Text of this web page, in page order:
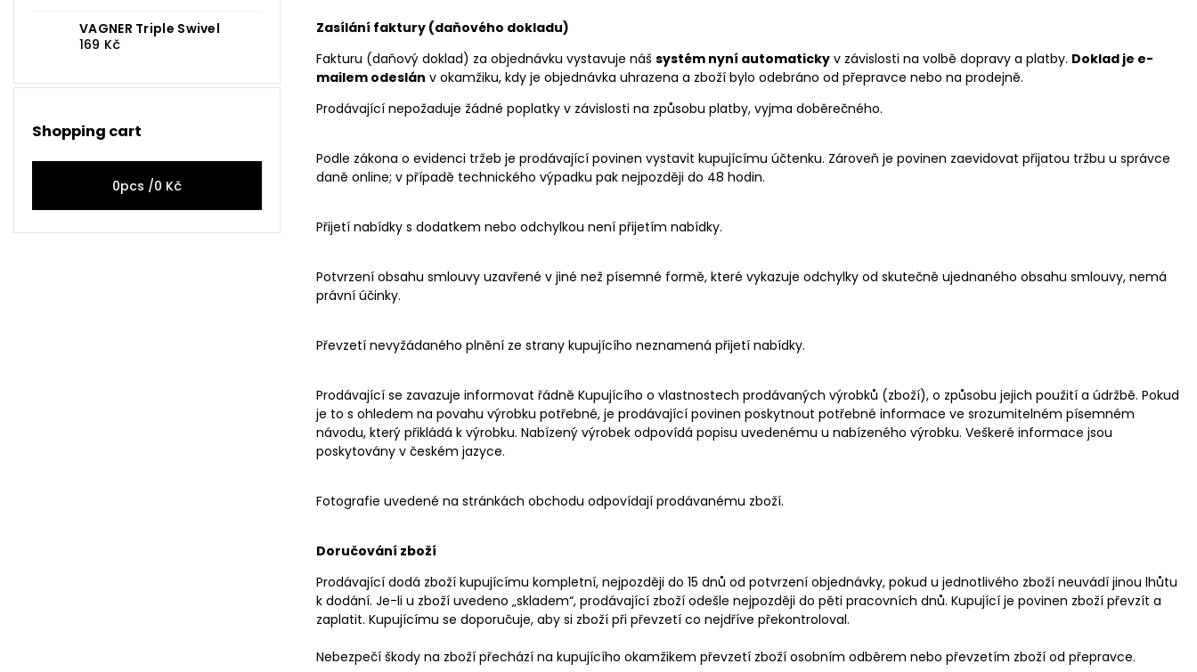
VAGNER Triple Swivel
169 Kč
Shopping cart
0pcs /0 Kč
Zasílání faktury (daňového dokladu)
Fakturu (daňový doklad) za objednávku vystavuje náš systém nyní automaticky v závislosti na volbě dopravy a platby. Doklad je e-
mailem odeslán v okamžiku, kdy je objednávka uhrazena a zboží bylo odebráno od přepravce nebo na prodejně.
Prodávající nepožaduje žádné poplatky v závislosti na způsobu platby, vyjma doběrečného.
Podle zákona o evidenci tržeb je prodávající povinen vystavit kupujícímu účtenku. Zároveň je povinen zaevidovat přijatou tržbu u správce
daně online; v případě technického výpadku pak nejpozději do 48 hodin.
Přijetí nabídky s dodatkem nebo odchylkou není přijetím nabídky.
Potvrzení obsahu smlouvy uzavřené v jiné než písemné formě, které vykazuje odchylky od skutečně ujednaného obsahu smlouvy, nemá
právní účinky.
Převzetí nevyžádaného plnění ze strany kupujícího neznamená přijetí nabídky.
Prodávající se zavazuje informovat řádně Kupujícího o vlastnostech prodávaných výrobků (zboží), o způsobu jejich použití a údržbě. Pokud
je to s ohledem na povahu výrobku potřebné, je prodávající povinen poskytnout potřebné informace ve srozumitelném písemném
návodu, který přikládá k výrobku. Nabízený výrobek odpovídá popisu uvedenému u nabízeného výrobku. Veškeré informace jsou
poskytovány v českém jazyce.
Fotografie uvedené na stránkách obchodu odpovídají prodávanému zboží.
Doručování zboží
Prodávající dodá zboží kupujícímu kompletní, nejpozději do 15 dnů od potvrzení objednávky, pokud u jednotlivého zboží neuvádí jinou lhůtu
k dodání. Je-li u zboží uvedeno „skladem“, prodávající zboží odešle nejpozději do pěti pracovních dnů. Kupující je povinen zboží převzít a
zaplatit. Kupujícímu se doporučuje, aby si zboží při převzetí co nejdříve překontroloval.
Nebezpečí škody na zboží přechází na kupujícího okamžikem převzetí zboží osobním odběrem nebo převzetím zboží od přepravce.